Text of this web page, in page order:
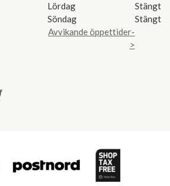
Lördag
Stängt
Söndag
Stängt
Avvikande öppettider-
>